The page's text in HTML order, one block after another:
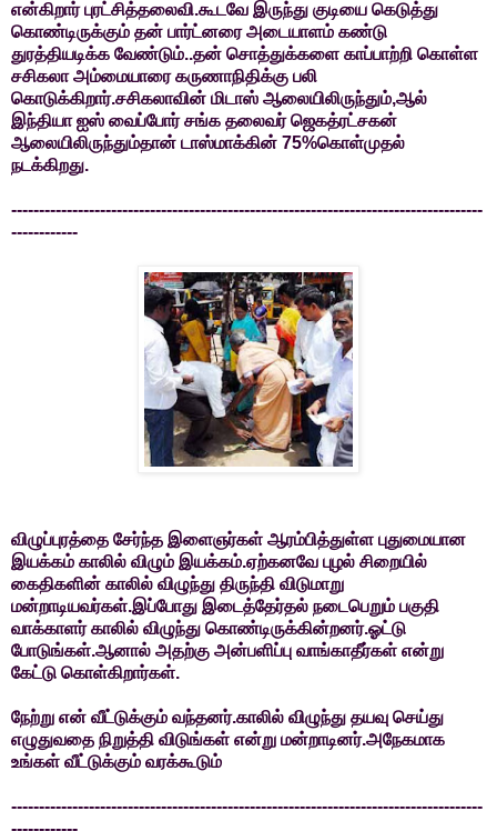
என்கிறார் புரட்சித்தலைவி.கூடவே இருந்து குடியை கெடுத்து
கொண்டிருக்கும் தன் பார்ட்னரை அடையாளம் கண்டு
துரத்தியடிக்க வேண்டும்..தன் சொத்துக்களை காப்பாற்றி கொள்ள
சசிகலா அம்மையாரை கருணாநிதிக்கு பலி
கொடுக்கிறார்.சசிகலாவின் மிடாஸ் ஆலையிலிருந்தும்,ஆல்
இந்தியா ஐஸ் வைப்போர் சங்க தலைவர் ஜெகத்ரட்சகன்
ஆலையிலிருந்தும்தான் டாஸ்மாக்கின் 75%கொள்முதல்
நடக்கிறது.
-------------------------------------------------------------------------------------
------------
விழுப்புரத்தை சேர்ந்த இளைஞர்கள் ஆரம்பித்துள்ள புதுமையான
இயக்கம் காலில் விழும் இயக்கம்.ஏற்கனவே புழல் சிறையில்
கைதிகளின் காலில் விழுந்து திருந்தி விடுமாறு
மன்றாடியவர்கள்.இப்போது இடைத்தேர்தல் நடைபெறும் பகுதி
வாக்காளர் காலில் விழுந்து கொண்டிருக்கின்றனர்.ஓட்டு
போடுங்கள்.ஆனால் அதற்கு அன்பளிப்பு வாங்காதீர்கள் என்று
கேட்டு கொள்கிறார்கள்.
நேற்று என் வீட்டுக்கும் வந்தனர்.காலில் விழுந்து தயவு செய்து
எழுதுவதை நிறுத்தி விடுங்கள் என்று மன்றாடினர்.அநேகமாக
உங்கள் வீட்டுக்கும் வரக்கூடும்
-------------------------------------------------------------------------------------